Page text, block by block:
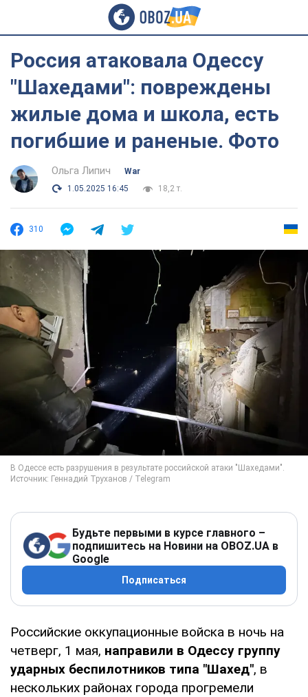
Россия атаковала Одессу
"Шахедами": повреждены
жилые дома и школа, есть
погибшие и раненые. Фото
Ольга Липич
War
1.05.2025 16:45
18,2 т.
310
Будьте первыми в курсе главного –
подпишитесь на Новини на OBOZ.UA в
Google
Подписаться
Российские оккупационные войска в ночь на
четверг, 1 мая, направили в Одессу группу
ударных беспилотников типа "Шахед", в
нескольких районах города прогремели